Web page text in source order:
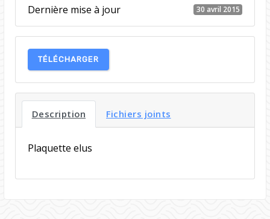
Dernière mise à jour 30 avril 2015
TÉLÉCHARGER
Description Fichiers joints
Plaquette elus